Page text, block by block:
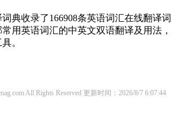
典收录了166908条英语词汇在线翻译词
用英语词汇的中英文双语翻译及用法，
。
All Rights Reserved 更新时间：2026/8/7 6:07:44